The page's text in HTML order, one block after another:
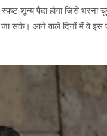
शून्य पैदा होगा जिसे भरना
जा सके। आने वाले दिनों में वे इस